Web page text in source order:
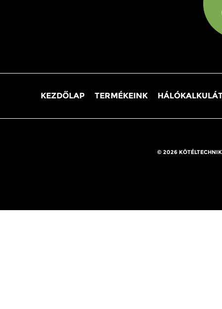
KEZDŐLAP TERMÉKEINK
© 2026